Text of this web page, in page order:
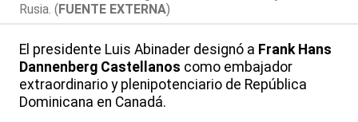
Rusia. (FUENTE EXTERNA)
El presidente Luis Abinader designó a Frank Hans
Dannenberg Castellanos como embajador
extraordinario y plenipotenciario de República
Dominicana en Canadá.